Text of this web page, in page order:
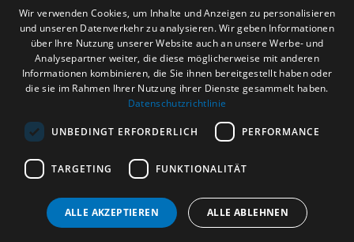
Zertifizierung / Mitgliedschaften
Datenschutzerklärung
Benachrichtigungsservice
Kontakt und Anfahrt
Wir verwenden Cookies, um Inhalte und Anzeigen zu personalisieren
und unseren Datenverkehr zu analysieren. Wir geben Informationen
über Ihre Nutzung unserer Website auch an unsere Werbe- und
Analysepartner weiter, die diese möglicherweise mit anderen
Informationen kombinieren, die Sie ihnen bereitgestellt haben oder
die sie im Rahmen Ihrer Nutzung ihrer Dienste gesammelt haben.
Datenschutzrichtlinie
UNBEDINGT ERFORDERLICH PERFORMANCE
TARGETING FUNKTIONALITÄT
ALLE AKZEPTIEREN ALLE ABLEHNEN